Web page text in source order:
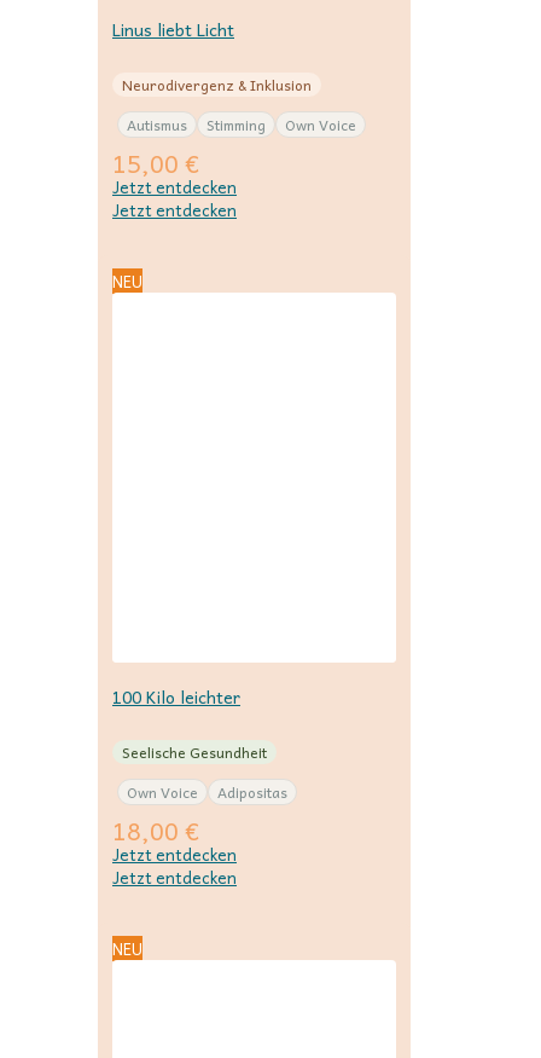
Linus liebt Licht
Neurodivergenz & Inklusion
Autismus
Stimming Own Voice
15,00€
Jetzt entdecken
Jetzt entdecken
NEU
100 Kilo leichter
Seelische Gesundheit
Own Voice
Adipositas
18,00€
Jetzt entdecken
Jetzt entdecken
NEU